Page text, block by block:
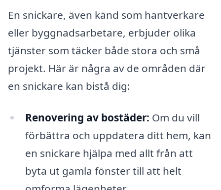
En snickare, även känd som hantverkare
eller byggnadsarbetare, erbjuder olika
tjänster som täcker både stora och små
projekt. Här är några av de områden där
en snickare kan bistå dig:
Renovering av bostäder: Om du vill
förbättra och uppdatera ditt hem, kan
en snickare hjälpa med allt från att
byta ut gamla fönster till att helt